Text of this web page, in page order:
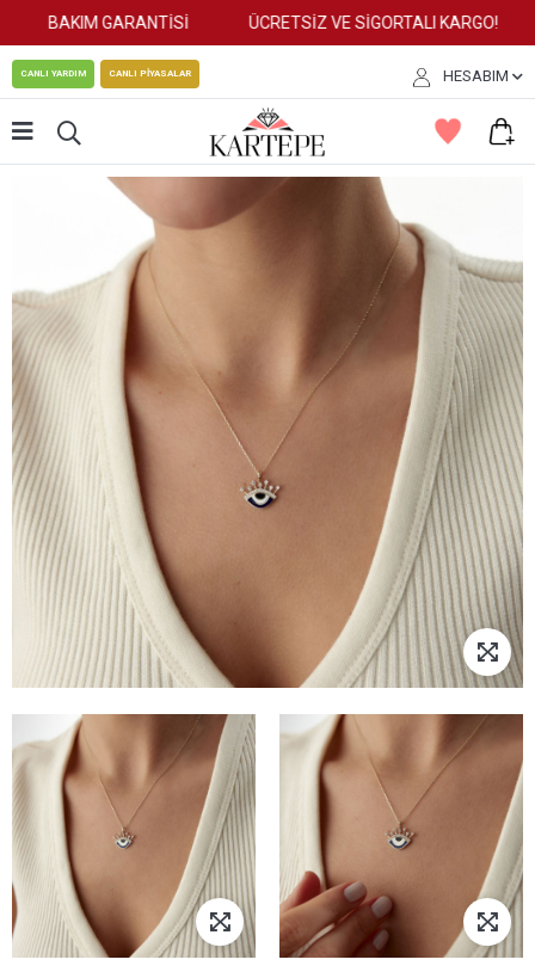
BAKIM GARANTİSİ ÜCRETSİZ VE SİGORTALI KARGO!
CANLI YARDIM CANLI PİYASALAR HESABIM